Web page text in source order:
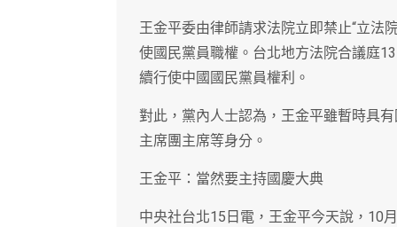
王金平委由律師請求法院立即禁止“立法
使國民黨員職權。台北地方法院合議庭
續行使中國國民黨員權利。
對此，黨內人士認為，王金平雖暫時具
主席團主席等身分。
王金平：當然要主持國慶大典
中央社台北15日電，王金平今天說，10